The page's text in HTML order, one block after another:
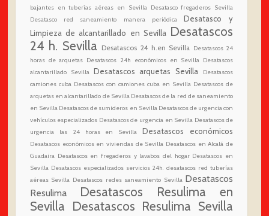
bajantes en tuberías aéreas en Sevilla
Desatasco fregaderos Sevilla
Desatasco red saneamiento manera periódica
Desatasco y
Limpieza de alcantarillado en Sevilla Desatascos
24 h. Sevilla
Desatascos 24 h.en Sevilla
Desatascos 24
horas de arquetas Desatascos 24h económicos en Sevilla
Desatascos
alcantarillado Sevilla
Desatascos arquetas Sevilla
Desatascos
camiones cuba Desatascos con camiones cuba en Sevilla Desatascos de
arquetas en alcantarillado de Sevilla Desatascos de la red de saneamiento
en Sevilla Desatascos de sumideros en Sevilla Desatascos de urgencia con
vehículos especializados Desatascos de urgencia en Sevilla Desatascos de
urgencia las 24 horas en Sevilla
Desatascos económicos
Desatascos económicos en viviendas de Sevilla Desatascos en Alcalá de
Guadaira Desatascos en fregaderos y lavabos del hogar Desatascos en
Sevilla Desatascos especializados servicios 24h. desatascos red tuberías
aéreas Sevilla Desatascos redes saneamiento Sevilla Desatascos
Resulima
Desatascos Resulima en
Sevilla Desatascos Resulima Sevilla